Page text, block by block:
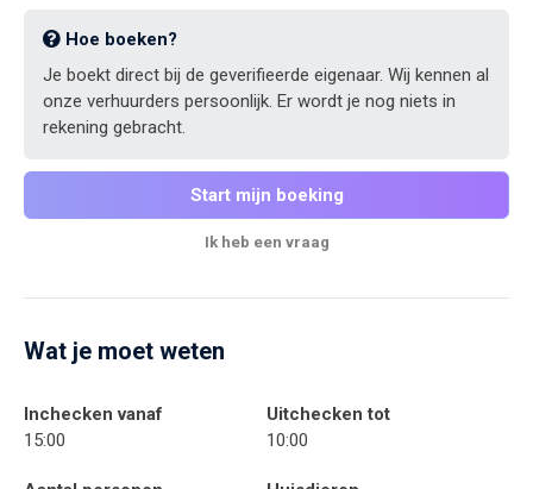
Hoe boeken?
Je boekt direct bij de geverifieerde eigenaar. Wij kennen al
onze verhuurders persoonlijk. Er wordt je nog niets in
rekening gebracht.
Start mijn boeking
Ik heb een vraag
Wat je moet weten
Inchecken vanaf
15:00
Uitchecken tot
10:00